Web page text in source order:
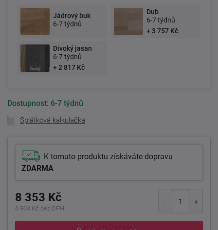
Jádrový buk
6-7 týdnů
Dub
6-7 týdnů
+ 3 757 Kč
Divoký jasan
6-7 týdnů
+ 2 817 Kč
Dostupnost: 6-7 týdnů
Splátková kalkulačka
K tomuto produktu získáváte dopravu
ZDARMA
8 353 Kč
6 904 Kč bez DPH